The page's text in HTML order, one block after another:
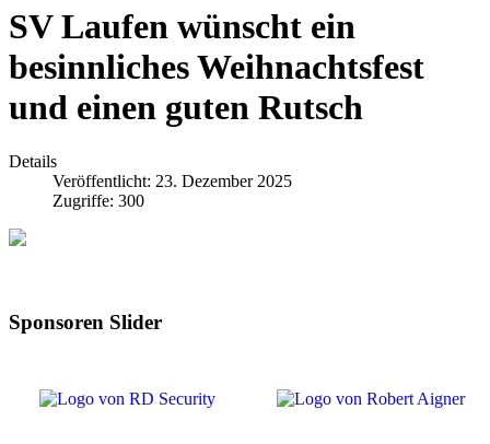
SV Laufen wünscht ein
besinnliches Weihnachtsfest
und einen guten Rutsch
Details
Veröffentlicht: 23. Dezember 2025
Zugriffe: 300
Sponsoren Slider